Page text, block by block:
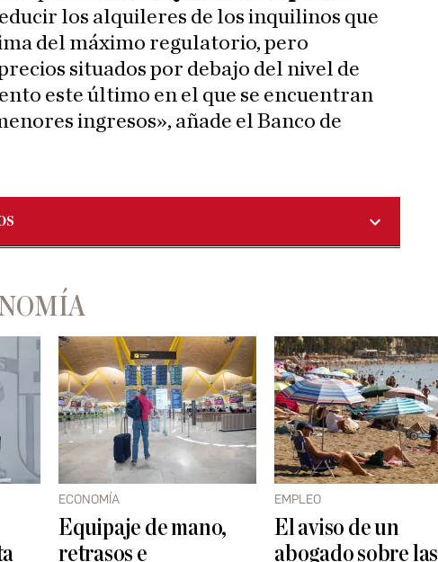
los alquileres de los inquilinos que
del máximo regulatorio, pero
situados por debajo del nivel de
este último en el que se encuentran
ingresos», añade el Banco de
ECONOMÍA
Equipaje de mano,
retrasos e
EMPLEO
El aviso de un
abogado sobre las